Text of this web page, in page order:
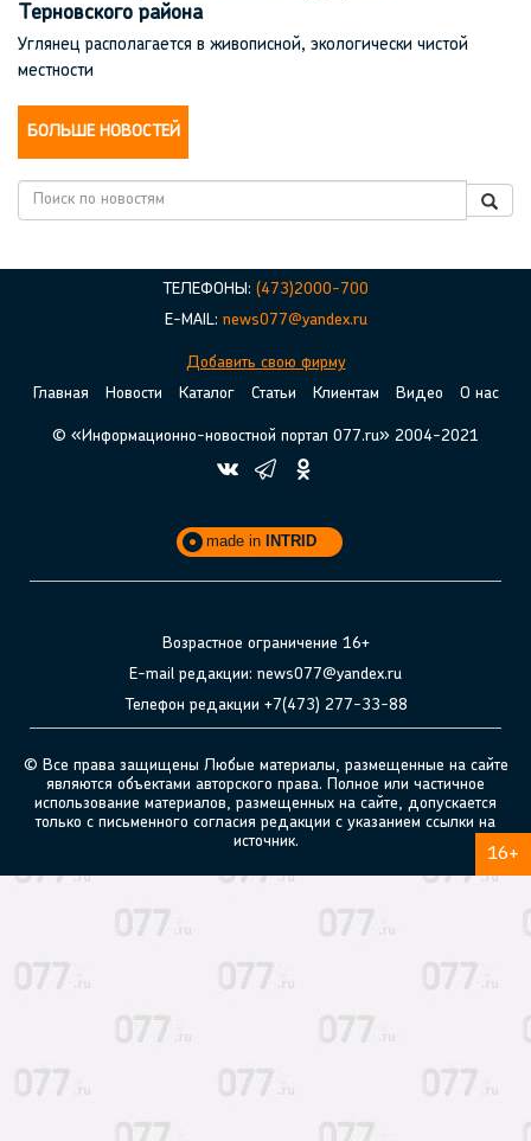
Терновского района
Углянец располагается в живописной, экологически чистой
местности
БОЛЬШЕ НОВОСТЕЙ
ТЕЛЕФОНЫ: (473)2000-700
E-MAIL: news077@yandex.ru
Добавить свою фирму
Главная
Новости Каталог Статьи Клиентам Видео О нас
© «Информационно-новостной портал 077.ru» 2004-2021
made in INTRID
Возрастное ограничение 16+
E-mail редакции: news077@yandex.ru
Телефон редакции +7(473) 277-33-88
© Все права защищены Любые материалы, размещенные на сайте
являются объектами авторского права. Полное или частичное
использование материалов, размещенных на сайте, допускается
только с письменного согласия редакции с указанием ссылки на
источник.
16+